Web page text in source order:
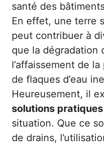
santé des
En effet, une terre
peut contribuer à
que la dégradation
l’affaissement de
de flaques d’eau
Heureusement, il
solutions pratiques
situation. Que ce
de drains,